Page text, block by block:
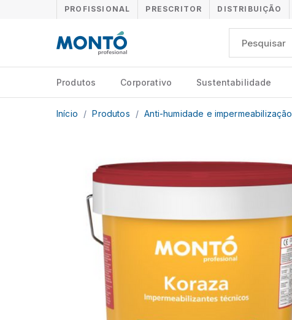
PROFISSIONAL PRESCRITOR DISTRIBUIÇÃO
Produtos Corporativo Sustentabilidade
Início / Produtos / Anti-humidade e impermeabilização